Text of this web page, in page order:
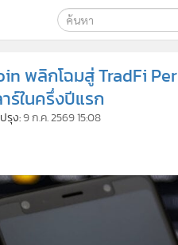
ค้นหา
Google
ibusiness
พลิกโฉมสู่ TradFi
ร์ในครึ่งปีแรก
รุง:9 ก.ค. 2569 15:08